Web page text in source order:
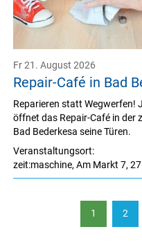
Repair-Café in Bad
Fr 21. August 2026
Veranstaltungsort:
zeit:maschine,Am Markt 7,
Reparieren statt Wegwerfen!
öffnet das Repair-Café in der
Bad Bederkesa seine Türen.
1 2